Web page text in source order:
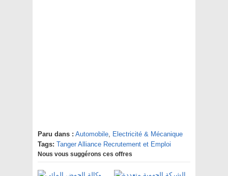
Paru dans : Automobile, Electricité & Mécanique
Tags: Tanger Alliance Recrutement et Emploi
Nous vous suggérons ces offres